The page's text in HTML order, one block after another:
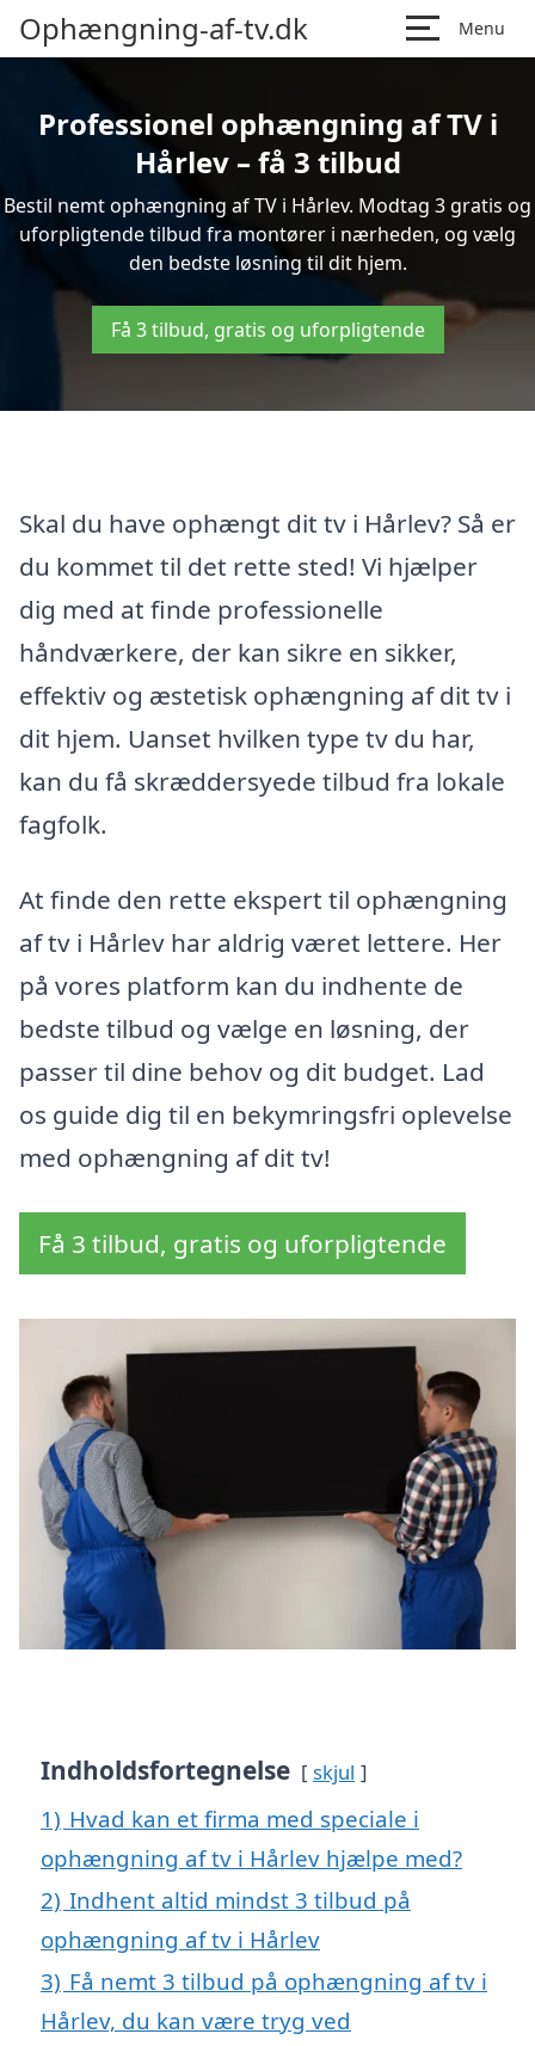
Ophængning-af-tv.dk Menu
Professionel ophængning af TV i
Hårlev – få 3 tilbud
Bestil nemt ophængning af TV i Hårlev. Modtag 3 gratis og
uforpligtende tilbud fra montører i nærheden, og vælg
den bedste løsning til dit hjem.
Få 3 tilbud, gratis og uforpligtende
Skal du have ophængt dit tv i Hårlev? Så er
du kommet til det rette sted! Vi hjælper
dig med at finde professionelle
håndværkere, der kan sikre en sikker,
effektiv og æstetisk ophængning af dit tv i
dit hjem. Uanset hvilken type tv du har,
kan du få skræddersyede tilbud fra lokale
fagfolk.
At finde den rette ekspert til ophængning
af tv i Hårlev har aldrig været lettere. Her
på vores platform kan du indhente de
bedste tilbud og vælge en løsning, der
passer til dine behov og dit budget. Lad
os guide dig til en bekymringsfri oplevelse
med ophængning af dit tv!
Få 3 tilbud, gratis og uforpligtende
Indholdsfortegnelse skjul
1) Hvad kan et firma med speciale i
ophængning af tv i Hårlev hjælpe med?
2) Indhent altid mindst 3 tilbud på
ophængning af tv i Hårlev
3) Få nemt 3 tilbud på ophængning af tv i
Hårlev, du kan være tryg ved